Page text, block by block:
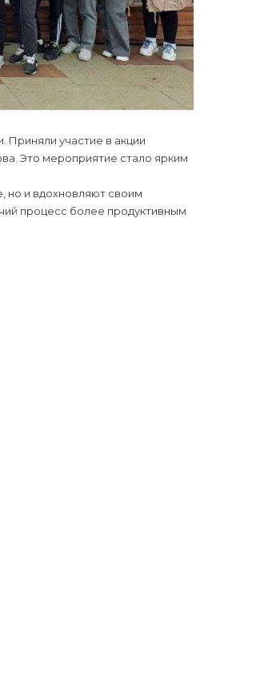
Приняли участие в акции
Это мероприятие стало ярким
но и вдохновляют своим
процесс более продуктивным